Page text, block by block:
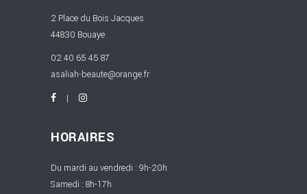
2 Place du Bois Jacques
44830 Bouaye
02 40 65 45 87
asaliah-beaute@orange.fr
HORAIRES
Du mardi au vendredi : 9h-20h
Samedi : 8h-17h